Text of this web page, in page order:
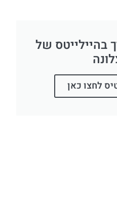
בהיילייטס של
לחצו כאן